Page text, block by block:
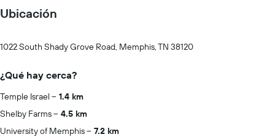
Ubicación
1022 South Shady Grove Road, Memphis, TN 38120
¿Qué hay cerca?
Temple Israel
1.4 km
Shelby Farms
4.5 km
University of Memphis
7.2 km